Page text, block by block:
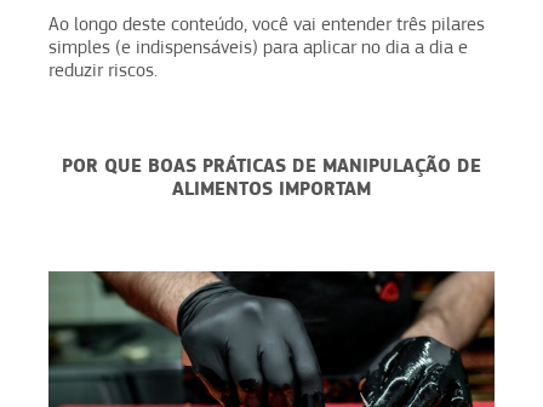
Ao longo deste conteúdo, você vai entender três pilares
simples (e indispensáveis) para aplicar no dia a dia e
reduzir riscos.
POR QUE BOAS PRÁTICAS DE MANIPULAÇÃO DE
ALIMENTOS IMPORTAM